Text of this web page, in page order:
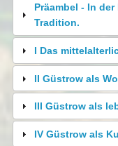
Präambel - In
Tradition.
I Das
II Güstrow als
III Güstrow als
IV Güstrow als